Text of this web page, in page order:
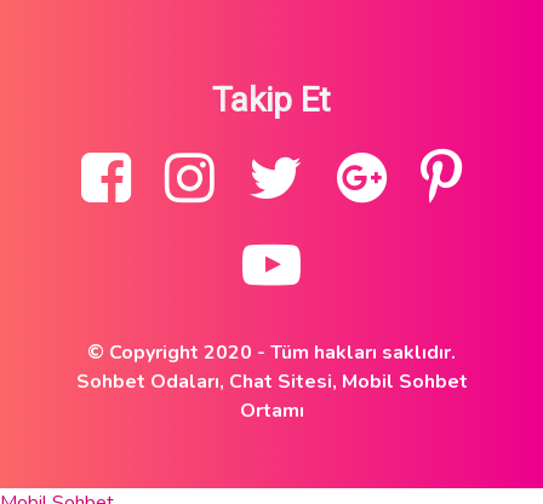
Takip Et
© Copyright 2020 - Tüm hakları saklıdır.
Sohbet Odaları, Chat Sitesi, Mobil Sohbet
Ortamı